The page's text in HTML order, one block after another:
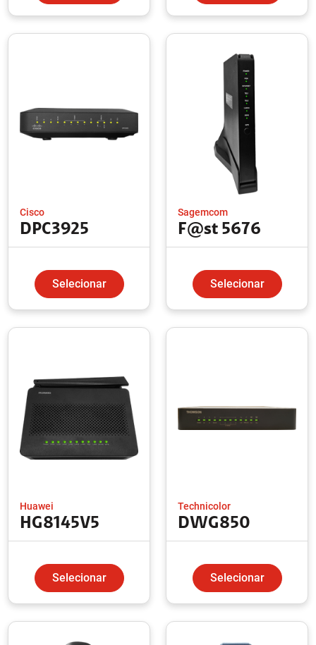
Cisco
DPC3925
Selecionar
Sagemcom
F@st 5676
Selecionar
Huawei
HG8145V5
Selecionar
Technicolor
DWG850
Selecionar